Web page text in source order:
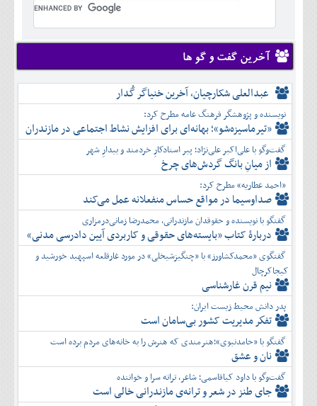
دی
بهمن
اسفند
آبان
آذر
دی
بهمن
اسفند
شهريور
مهر
آبان
آذر
دی
بهمن
اسفند
تير
مرداد
شهريور
مهر
آبان
آذر
دی
بهمن
اسفند
آخرین گفت و گو ها
عبدالعلی شکارچیان، آخرین خنیاگر گُدار
نویسنده و پژوهشگر فرهنگ عامه مطرح کرد:
«تیرماسیزه‌شو»؛ بهانه‌ای برای افزایش نشاط اجتماعی در مازندران
گفت‌وگو با علی‌اکبر علی‌نژاد؛ پیر استادکارِ خردمند و بیدارِ شهر
از میانِ بانگ گردش‌های چرخ
«احمد عطاریه» مطرح کرد:
صداوسیما در مواقع حساس منفعلانه عمل می‌کند
گفتگو با نویسنده و حقوقدان مازندرانی، محمدرضا زمانی‌درمزاری
دربارۀ کتاب ”بایسته‌های حقوقی و کاربردی آیین دادرسی مدنی»
گفتگوی «محمدکشاورز» با «چنگیزشیخلی» در مورد غارقلعه اسپهبد خورشید و
کیجاکرچال
نیم قرن غارشناسی
پدر دانش محیط زیست ایران:
تفكر مديريت کشور بی‌سامان است
گفتگو با «حامدنبوی»؛هنرمندی که هنرش را به خانه‌های مردم برده است
نان و عشق
گفت‌وگو با داود کیاقاسمی؛ شاعر، ترانه سرا و خواننده
جای طنز در شعر و ترانه‌ی مازندرانی خالی است